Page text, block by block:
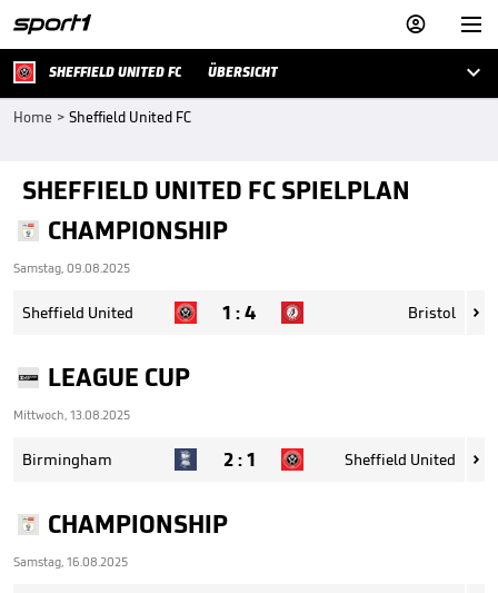


SHEFFIELD UNITED FC ÜBERSICHT 
Home > Sheffield United FC
SHEFFIELD UNITED FC SPIELPLAN
CHAMPIONSHIP
Samstag, 09.08.2025
Sheffield United 1 :4 Bristol 
LEAGUE CUP
Mittwoch, 13.08.2025
Birmingham 2:1 Sheffield United 
CHAMPIONSHIP
Samstag, 16.08.2025